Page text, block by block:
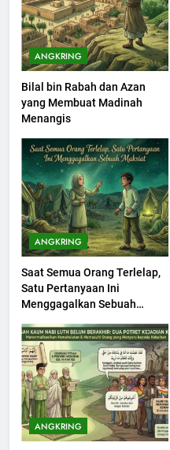
ANGKRING
Bilal bin Rabah dan Azan
yang Membuat Madinah
Menangis
ANGKRING
Saat Semua Orang Terlelap,
Satu Pertanyaan Ini
Menggagalkan Sebuah
ANGKRING
201
202
Bisa
203
1